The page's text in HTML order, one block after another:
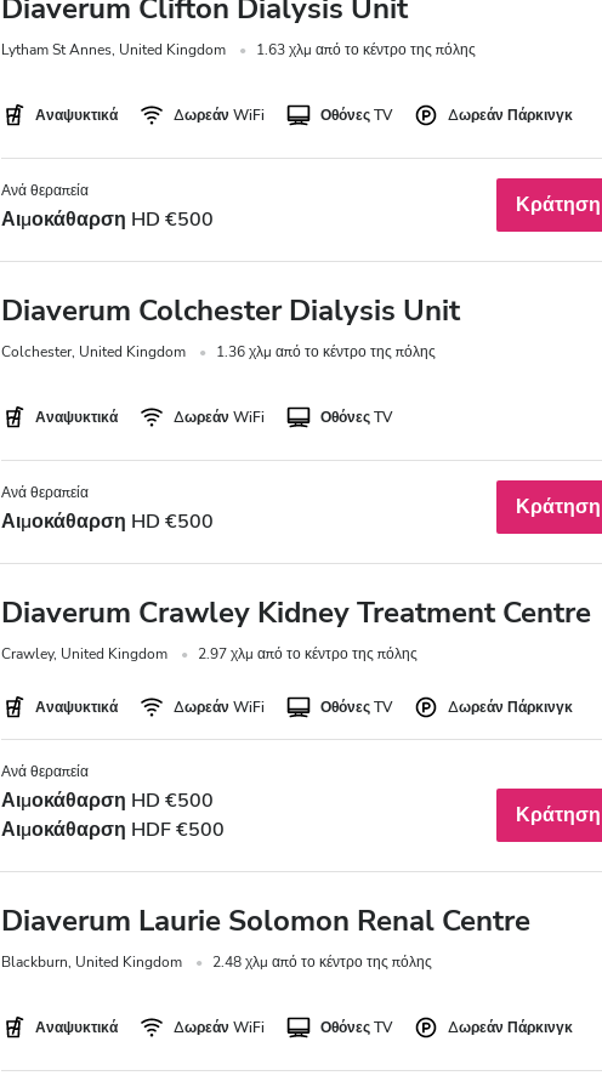
Diaverum Clifton Dialysis Unit
Lytham St Annes, United Kingdom 1.63 χλμ από το κέντρο της πόλης
Αναψυκτικά Δωρεάν WiFi Οθόνες TV Δωρεάν Πάρκινγκ
Ανά θεραπεία
Αιμοκάθαρση HD €500
Κράτηση
Diaverum Colchester Dialysis Unit
Colchester, United Kingdom 1.36 χλμ από το κέντρο της πόλης
Αναψυκτικά Δωρεάν WiFi Οθόνες TV
Ανά θεραπεία
Αιμοκάθαρση HD €500
Κράτηση
Diaverum Crawley Kidney Treatment Centre
Crawley, United Kingdom 2.97 χλμ από το κέντρο της πόλης
Αναψυκτικά Δωρεάν WiFi Οθόνες TV Δωρεάν Πάρκινγκ
Ανά θεραπεία
Αιμοκάθαρση HD €500
Αιμοκάθαρση HDF €500
Κράτηση
Diaverum Laurie Solomon Renal Centre
Blackburn, United Kingdom 2.48 χλμ από το κέντρο της πόλης
Αναψυκτικά Δωρεάν WiFi Οθόνες TV Δωρεάν Πάρκινγκ